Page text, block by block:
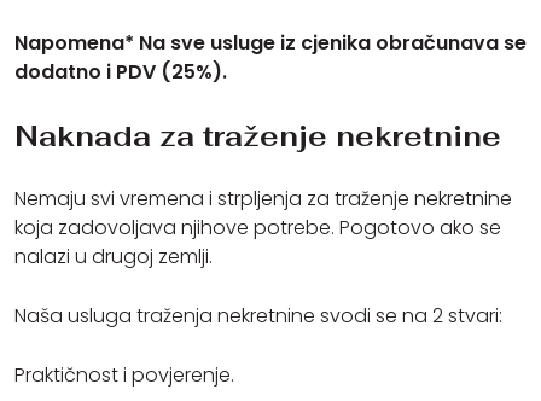
Napomena* Na sve usluge iz cjenika obračunava se
dodatno i PDV (25%).
Naknada za traženje nekretnine
Nemaju svi vremena i strpljenja za traženje nekretnine
koja zadovoljava njihove potrebe. Pogotovo ako se
nalazi u drugoj zemlji.
Naša usluga traženja nekretnine svodi se na 2 stvari:
Praktičnost i povjerenje.